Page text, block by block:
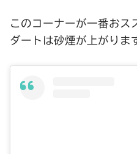
このコーナーが一番おス
ダートは砂煙が上がりま